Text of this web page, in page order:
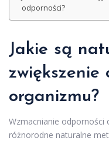
odporności?
Jakie są
zwiększenie
organizmu?
Wzmacnianie odporności
różnorodne naturalne